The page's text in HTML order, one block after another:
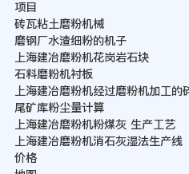
项目
砖瓦粘土磨粉机械
磨钢厂水渣细粉的机子
上海建冶磨粉机花岗岩石块
石料磨粉机衬板
上海建冶磨粉机经过磨粉机加工的
尾矿库粉尘量计算
上海建冶磨粉机粉煤灰 生产工艺
上海建冶磨粉机消石灰湿法生产线
价格